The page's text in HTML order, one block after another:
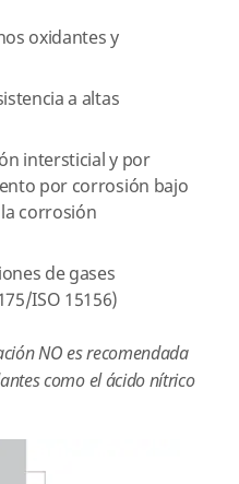
oxidantes y
a altas
intersticial y por
por corrosión bajo
corrosión
de gases
ISO 15156)
NO es recomendada
como el ácido nítrico